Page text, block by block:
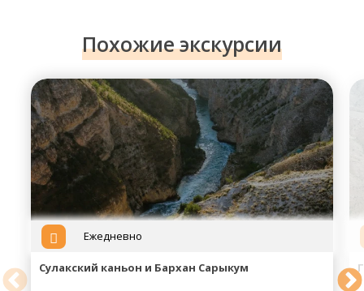
Похожие экскурсии
Ежедневно
Сулакский каньон и Бархан Сарыкум